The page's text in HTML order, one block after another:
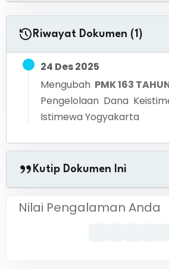
Riwayat Dokumen (1)
24 Des 2025
Mengubah PMK 163
Pengelolaan Dana
Istimewa Yogyakarta
Kutip Dokumen Ini
Nilai Pengalaman Anda